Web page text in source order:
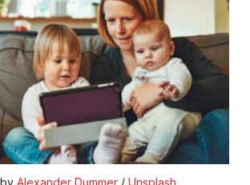
Alexander Dummer / Unsplash